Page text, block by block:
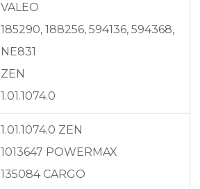
VALEO
185290, 188256, 594136, 594368,
NE831
ZEN
1.01.1074.0
1.01.1074.0 ZEN
1013647 POWERMAX
135084 CARGO